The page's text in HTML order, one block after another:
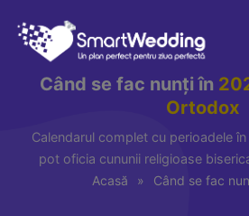
Când se fac nunți în
Ortodox
Calendarul complet cu perioadele
pot oficia cununii religioase
Acasă
» Când se fac